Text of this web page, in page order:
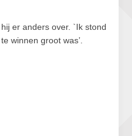
er anders over. `Ik stond
winnen groot was’.